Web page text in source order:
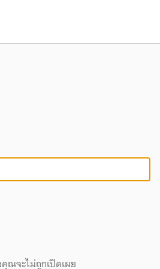
ณจะไม่ถูกเปิดเผย